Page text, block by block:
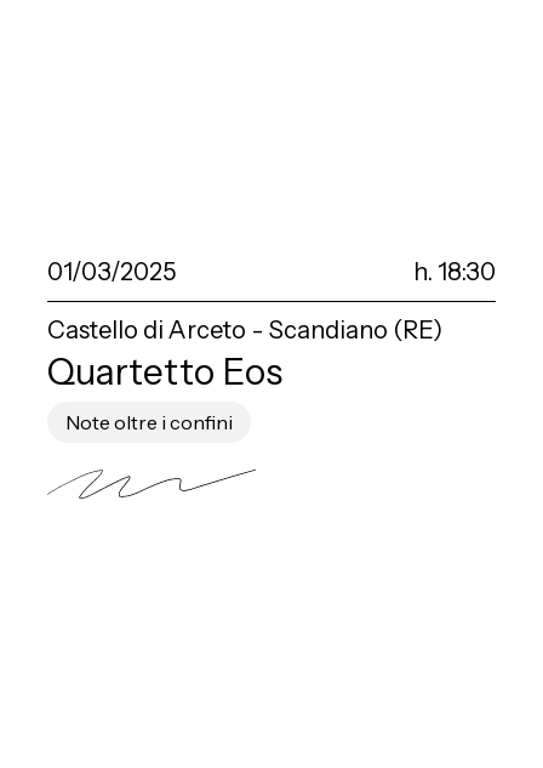
01/03/2025
h. 18:30
Castello di Arceto - Scandiano (RE)
Quartetto Eos
Note oltre i confini